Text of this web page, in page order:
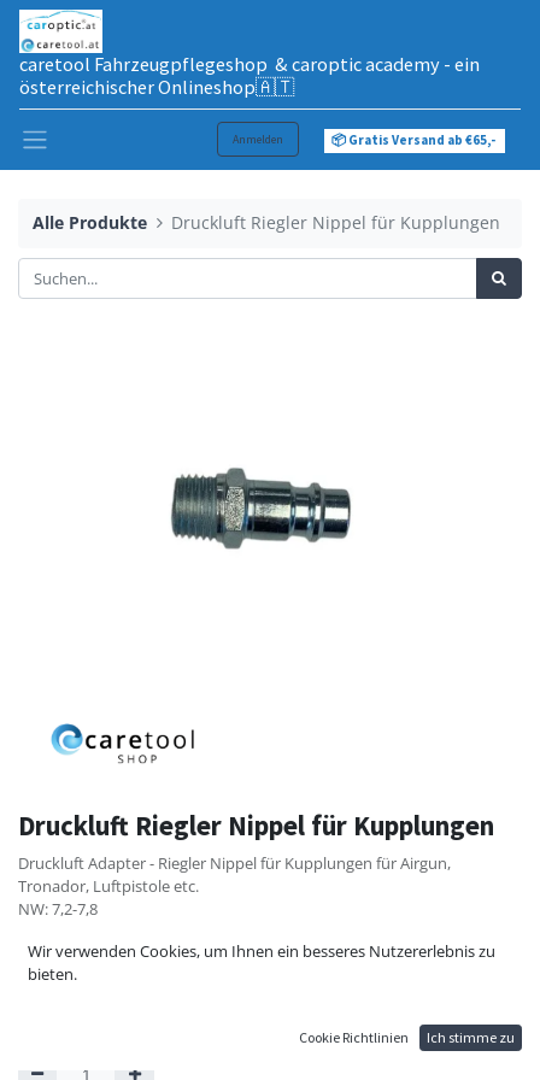
caretool Fahrzeugpflegeshop & caroptic academy - ein
österreichischer Onlineshop🇦🇹
Anmelden 📦 Gratis Versand ab €65,-
Alle Produkte Druckluft Riegler Nippel für Kupplungen
Druckluft Riegler Nippel für Kupplungen
Druckluft Adapter - Riegler Nippel für Kupplungen für Airgun,
Tronador, Luftpistole etc.
NW: 7,2-7,8
Länge: 35mm
Wir verwenden Cookies, um Ihnen ein besseres Nutzererlebnis zu
bieten.
Cookie Richtlinien Ich stimme zu